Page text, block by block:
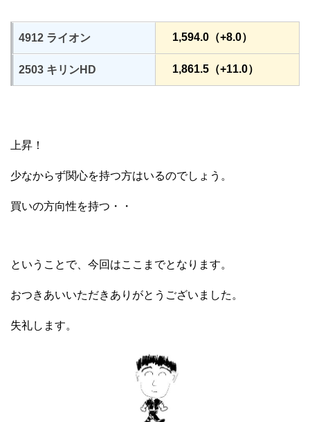
4912 ライオン 1,594.0（+8.0）
2503 キリンHD 1,861.5（+11.0）
上昇！
少なからず関心を持つ方はいるのでしょう。
買いの方向性を持つ・・
ということで、今回はここまでとなります。
おつきあいいただきありがとうございました。
失礼します。